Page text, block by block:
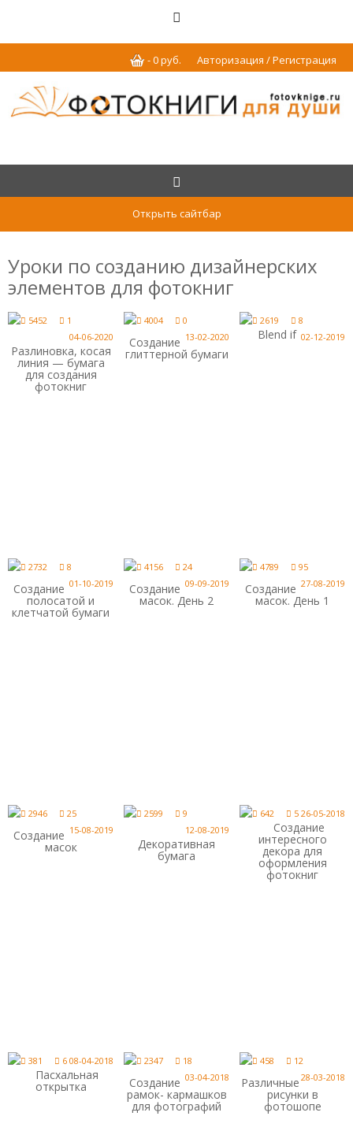
Авторизация / Регистрация
-0руб.
Открыть сайтбар
Уроки по созданию дизайнерских
элементов для фотокниг
5452
1
04-06-2020
Разлиновка, косая
линия — бумага
для создания
фотокниг
4004
0
13-02-2020
Создание
глиттерной бумаги
2619
8
02-12-2019
Blend if
2732
8
01-10-2019
Создание
полосатой и
клетчатой бумаги
4156
24
09-09-2019
Создание
масок. День 2
4789
95
27-08-2019
Создание
масок. День 1
2946
25
15-08-2019
Создание
масок
2599
9
12-08-2019
Декоративная
бумага
642 5 26-05-2018
Создание
интересного
декора для
оформления
фотокниг
381 6 08-04-2018
Пасхальная
открытка
2347
18
03-04-2018
Создание
рамок- кармашков
для фотографий
458
12
28-03-2018
Различные
рисунки в
фотошопе